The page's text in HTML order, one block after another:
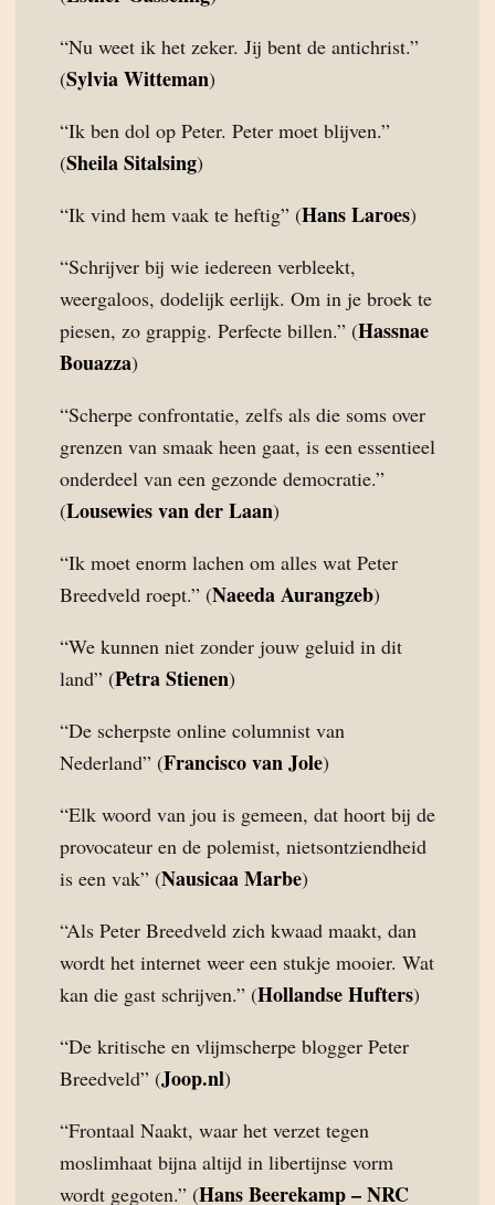
“Nu weet ik het zeker. Jij bent de antichrist.”
(Sylvia Witteman)
“Ik ben dol op Peter. Peter moet blijven.”
(Sheila Sitalsing)
“Ik vind hem vaak te heftig” (Hans Laroes)
“Schrijver bij wie iedereen verbleekt,
weergaloos, dodelijk eerlijk. Om in je broek te
piesen, zo grappig. Perfecte billen.” (Hassnae
Bouazza)
“Scherpe confrontatie, zelfs als die soms over
grenzen van smaak heen gaat, is een essentieel
onderdeel van een gezonde democratie.”
(Lousewies van der Laan)
“Ik moet enorm lachen om alles wat Peter
Breedveld roept.” (Naeeda Aurangzeb)
“We kunnen niet zonder jouw geluid in dit
land” (Petra Stienen)
“De scherpste online columnist van
Nederland” (Francisco van Jole)
“Elk woord van jou is gemeen, dat hoort bij de
provocateur en de polemist, nietsontziendheid
is een vak” (Nausicaa Marbe)
“Als Peter Breedveld zich kwaad maakt, dan
wordt het internet weer een stukje mooier. Wat
kan die gast schrijven.” (Hollandse Hufters)
“De kritische en vlijmscherpe blogger Peter
Breedveld” (Joop.nl)
“Frontaal Naakt, waar het verzet tegen
moslimhaat bijna altijd in libertijnse vorm
wordt gegoten.” (Hans Beerekamp – NRC